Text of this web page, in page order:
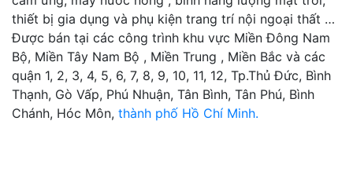
thiết bị gia dụng và phụ kiện trang trí nội ngoại thất …
Được bán tại các công trình khu vực Miền Đông Nam
Bộ, Miền Tây Nam Bộ , Miền Trung , Miền Bắc và các
quận 1, 2, 3, 4, 5, 6, 7, 8, 9, 10, 11, 12, Tp.Thủ Đức, Bình
Thạnh, Gò Vấp, Phú Nhuận, Tân Bình, Tân Phú, Bình
Chánh, Hóc Môn, thành phố Hồ Chí Minh.